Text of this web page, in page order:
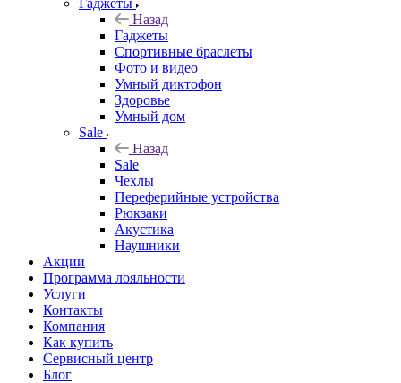
Гаджеты
Назад
Гаджеты
Спортивные браслеты
Фото и видео
Умный диктофон
Здоровье
Умный дом
Sale
Назад
Sale
Чехлы
Переферийные устройства
Рюкзаки
Акустика
Наушники
Акции
Программа лояльности
Услуги
Контакты
Компания
Как купить
Сервисный центр
Блог